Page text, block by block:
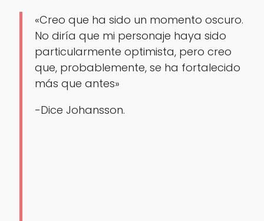
«Creo que ha sido un momento oscuro.
No diría que mi personaje haya sido
particularmente optimista, pero creo
que, probablemente, se ha fortalecido
más que antes»
-Dice Johansson.